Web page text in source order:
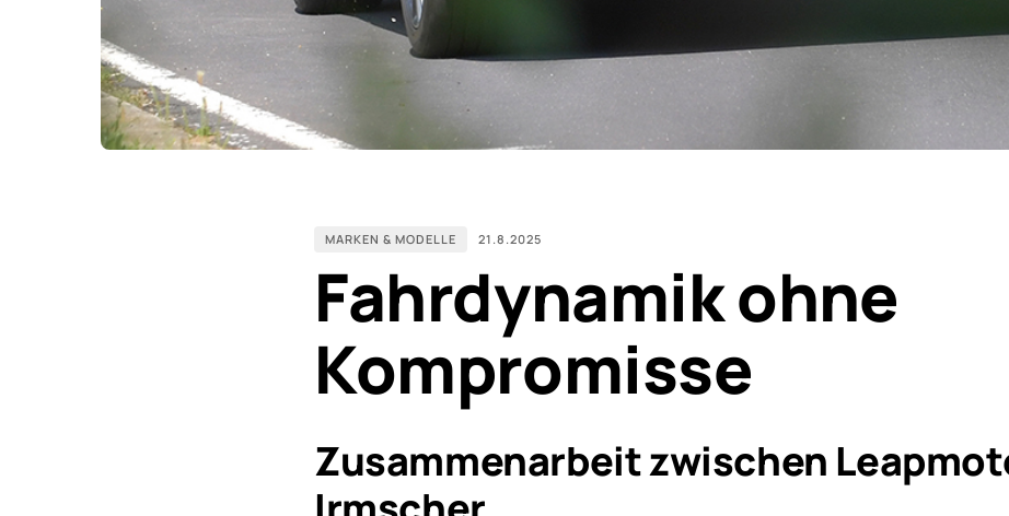
MARKEN & MODELLE 21.8.2025
Fahrdynamik ohne
Kompromisse
Zusammenarbeit zwischen